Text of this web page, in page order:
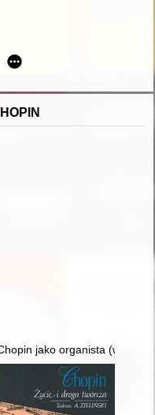
(XVIII-XXI w.)
Tellefsen. Polsko-
jako organista (w 150.